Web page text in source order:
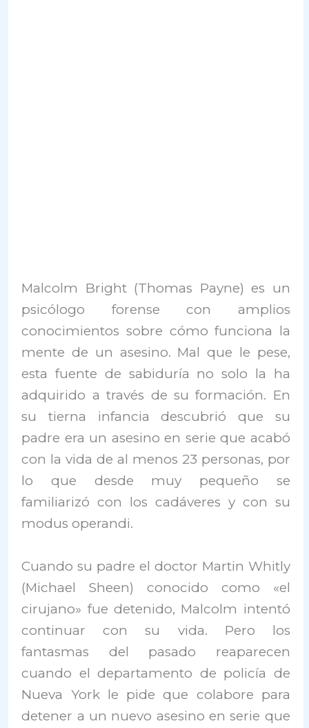
Malcolm Bright (Thomas Payne) es un
psicólogo forense con amplios
conocimientos sobre cómo funciona la
mente de un asesino. Mal que le pese,
esta fuente de sabiduría no solo la ha
adquirido a través de su formación. En
su tierna infancia descubrió que su
padre era un asesino en serie que acabó
con la vida de al menos 23 personas, por
lo que desde muy pequeño se
familiarizó con los cadáveres y con su
modus operandi.
Cuando su padre el doctor Martin Whitly
(Michael Sheen) conocido como «el
cirujano» fue detenido, Malcolm intentó
continuar con su vida. Pero los
fantasmas del pasado reaparecen
cuando el departamento de policía de
Nueva York le pide que colabore para
detener a un nuevo asesino en serie que